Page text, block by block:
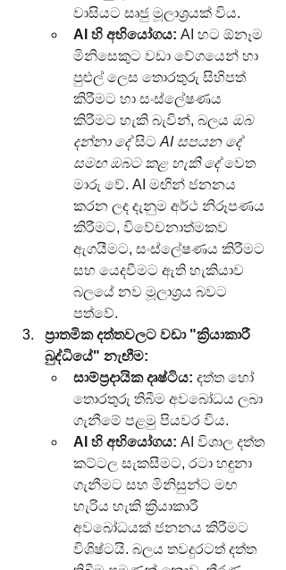
වාසියට සෘජු මූලාශ්‍රයක් විය.
AI හි අභියෝගය: AI හට ඕනෑම
මිනිසෙකුට වඩා වේගයෙන් හා
පුළුල් ලෙස තොරතුරු සිහිපත්
කිරීමට හා සංස්ලේෂණය
කිරීමට හැකි බැවින්, බලය ඔබ
දන්නා දේ සිට AI සපයන දේ
සමඟ ඔබට කළ හැකි දේ වෙත
මාරු වේ. AI මඟින් ජනනය
කරන ලද දැනුම අර්ථ නිරූපණය
කිරීමට, විවේචනාත්මකව
ඇගයීමට, සංස්ලේෂණය කිරීමට
සහ යෙදවීමට ඇති හැකියාව
බලයේ නව මූලාශ්‍රය බවට
පත්වේ.
ප්‍රාතමික දත්තවලට වඩා "ක්‍රියාකාරී
බුද්ධියේ" නැඟීම:
සාම්ප්‍රදායික දෘෂ්ටිය: දත්ත හෝ
තොරතුරු තිබීම අවබෝධය ලබා
ගැනීමේ පළමු පියවර විය.
AI හි අභියෝගය: AI විශාල දත්ත
කට්ටල සැකසීමට, රටා හඳුනා
ගැනීමට සහ මිනිසුන්ට මඟ
හැරිය හැකි ක්‍රියාකාරී
අවබෝධයක් ජනනය කිරීමට
විශිෂ්ටයි. බලය තවදුරටත් දත්ත